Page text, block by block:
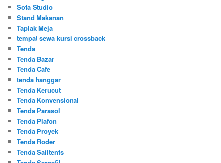
Sofa Studio
Stand Makanan
Taplak Meja
tempat sewa kursi crossback
Tenda
Tenda Bazar
Tenda Cafe
tenda hanggar
Tenda Kerucut
Tenda Konvensional
Tenda Parasol
Tenda Plafon
Tenda Proyek
Tenda Roder
Tenda Sailtents